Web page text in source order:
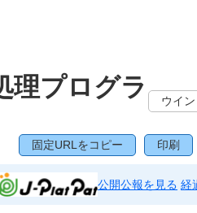
理プログラ
ウイ
固定URLをコピー 印刷
公開公報を見る 経